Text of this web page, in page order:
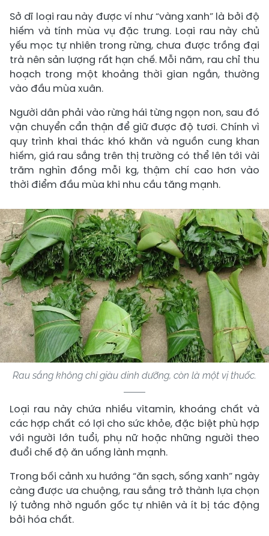
Sở dĩ loại rau này được ví như “vàng xanh” là bởi độ
hiếm và tính mùa vụ đặc trưng. Loại rau này chủ
yếu mọc tự nhiên trong rừng, chưa được trồng đại
trà nên sản lượng rất hạn chế. Mỗi năm, rau chỉ thu
hoạch trong một khoảng thời gian ngắn, thường
vào đầu mùa xuân.
Người dân phải vào rừng hái từng ngọn non, sau đó
vận chuyển cẩn thận để giữ được độ tươi. Chính vì
quy trình khai thác khó khăn và nguồn cung khan
hiếm, giá rau sắng trên thị trường có thể lên tới vài
trăm nghìn đồng mỗi kg, thậm chí cao hơn vào
thời điểm đầu mùa khi nhu cầu tăng mạnh.
Rau sắng không chỉ giàu dinh dưỡng, còn là một vị thuốc.
Loại rau này chứa nhiều vitamin, khoáng chất và
các hợp chất có lợi cho sức khỏe, đặc biệt phù hợp
với người lớn tuổi, phụ nữ hoặc những người theo
đuổi chế độ ăn uống lành mạnh.
Trong bối cảnh xu hướng “ăn sạch, sống xanh” ngày
càng được ưa chuộng, rau sắng trở thành lựa chọn
lý tưởng nhờ nguồn gốc tự nhiên và ít bị tác động
bởi hóa chất.